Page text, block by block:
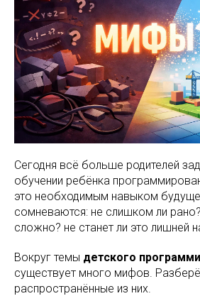
Сегодня всё больше родителей
обучении ребёнка
это необходимым навыком
сомневаются: не слишком ли
сложно? не станет ли это лишней
Вокруг темы детского
существует много мифов.
распространённые из них.